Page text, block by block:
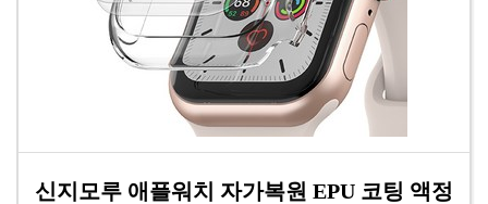
신지모루 애플워치 자가복원 EPU 코팅 액정